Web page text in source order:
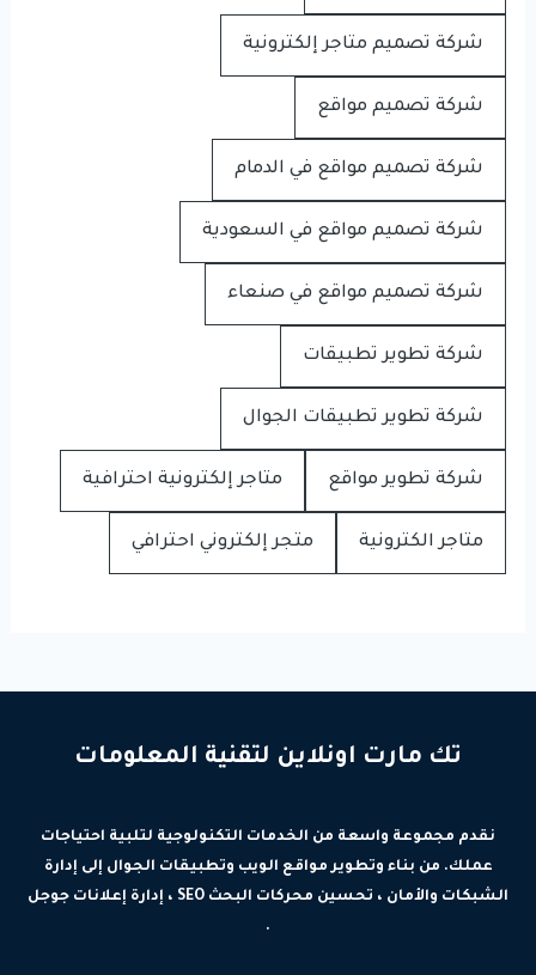
شركة تصميم متاجر إلكترونية
شركة تصميم مواقع
شركة تصميم مواقع في الدمام
شركة تصميم مواقع في السعودية
شركة تصميم مواقع في صنعاء
شركة تطوير تطبيقات
شركة تطوير تطبيقات الجوال
شركة تطوير مواقع متاجر إلكترونية احترافية
متاجر الكترونية متجر إلكتروني احترافي
تك مارت اونلاين لتقنية المعلومات
نقدم مجموعة واسعة من الخدمات التكنولوجية لتلبية احتياجات
عملك. من بناء وتطوير مواقع الويب وتطبيقات الجوال إلى إدارة
الشبكات والأمان ، تحسين محركات البحث SEO ، إدارة إعلانات جوجل
.